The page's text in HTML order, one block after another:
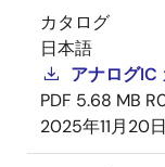
カタログ
日本語
アナログIC
PDF 5.68 MB
2025年11月20日